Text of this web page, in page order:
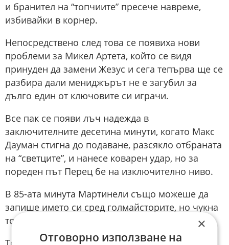
и бранител на “топчиите” пресече навреме,
избивайки в корнер.
Непосредствено след това се появиха нови
проблеми за Микел Артета, който се видя
принуден да замени Жезус и сега тепърва ще се
разбира дали мениджърът не е загубил за
дълго един от ключовите си играчи.
Все пак се появи лъч надежда в
заключителните десетина минути, когато Макс
Дауман стигна до подаване, разсякло отбраната
на “светците”, и нанесе коварен удар, но за
пореден път Перец бе на изключително ниво.
В 85-ата минута Мартинели също можеше да
запише името си сред голмайсторите, но чукна
топката встрани от лявата греда.
×
Отговорно използване на